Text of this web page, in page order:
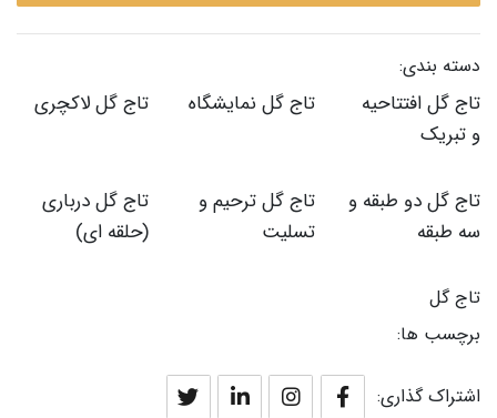
دسته بندی:
تاج گل افتتاحیه
و تبریک
تاج گل نمایشگاه تاج گل لاکچری
تاج گل دو طبقه و
سه طبقه
تاج گل ترحیم و
تسلیت
تاج گل درباری
(حلقه ای)
تاج گل
برچسب ها:
اشتراک گذاری: